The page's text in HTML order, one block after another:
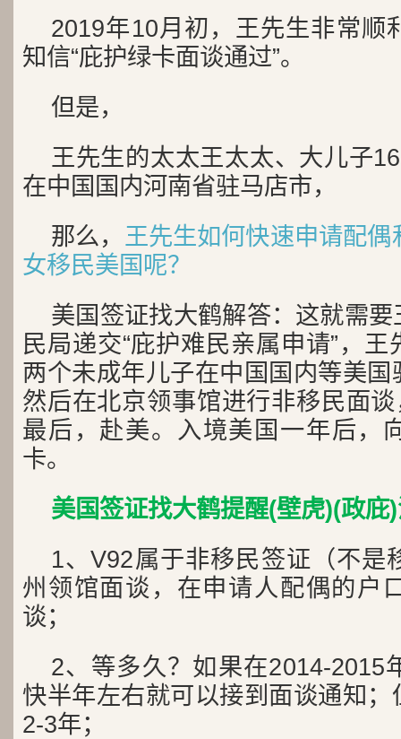
2019年10月初，王先生非常顺
知信“庇护绿卡面谈通过”。
但是，
王先生的太太王太太、大儿子
在中国国内河南省驻马店市，
那么， 王先生如何快速申请配
女移民美国呢？
美国签证找大鹤解答：这就需
民局递交“庇护难民亲属申请”，
两个未成年儿子在中国国内等美
然后在北京领事馆进行非移民面
最后，赴美。入境美国一年后，
卡。
美国签证找大鹤提醒(壁虎)(政庇
1、V92属于非移民签证（不是
州领馆面谈，在申请人配偶的户
谈；
2、等多久？如果在2014-2015
快半年左右就可以接到面谈通知
2-3年；